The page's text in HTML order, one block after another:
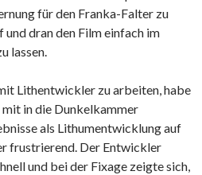
für den Franka-Falter zu
dran den Film einfach im
lassen.
Lithentwickler zu arbeiten, habe
in die Dunkelkammer
als Lithumentwicklung auf
frustrierend. Der Entwickler
und bei der Fixage zeigte sich,